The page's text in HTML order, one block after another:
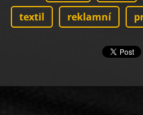
textil
reklamní